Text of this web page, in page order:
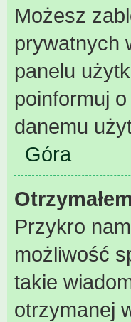
Możesz
prywatnych
panelu
poinformuj
danemu
Góra
Przykro
możliwość
takie
otrzymanej